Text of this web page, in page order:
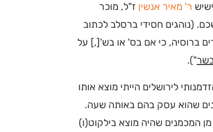
ר' מאיר אנשין ז"ל, מוכר
(נוהגים חסידי ברסלב לכתוב
ברוסיה, כי אם בס' או בש'[,] על
").
לירושלים הייתי מוצא אותו
שהוא עסק בהם באותה שעה.
המכמנים שהיה מוצא בילקוט(ו)